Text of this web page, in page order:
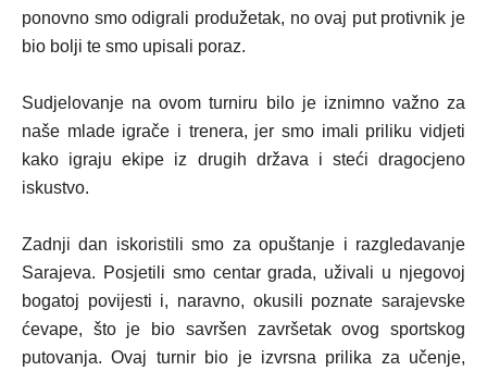
ponovno smo odigrali produžetak, no ovaj put protivnik je
bio bolji te smo upisali poraz.
Sudjelovanje na ovom turniru bilo je iznimno važno za
naše mlade igrače i trenera, jer smo imali priliku vidjeti
kako igraju ekipe iz drugih država i steći dragocjeno
iskustvo.
Zadnji dan iskoristili smo za opuštanje i razgledavanje
Sarajeva. Posjetili smo centar grada, uživali u njegovoj
bogatoj povijesti i, naravno, okusili poznate sarajevske
ćevape, što je bio savršen završetak ovog sportskog
putovanja. Ovaj turnir bio je izvrsna prilika za učenje,